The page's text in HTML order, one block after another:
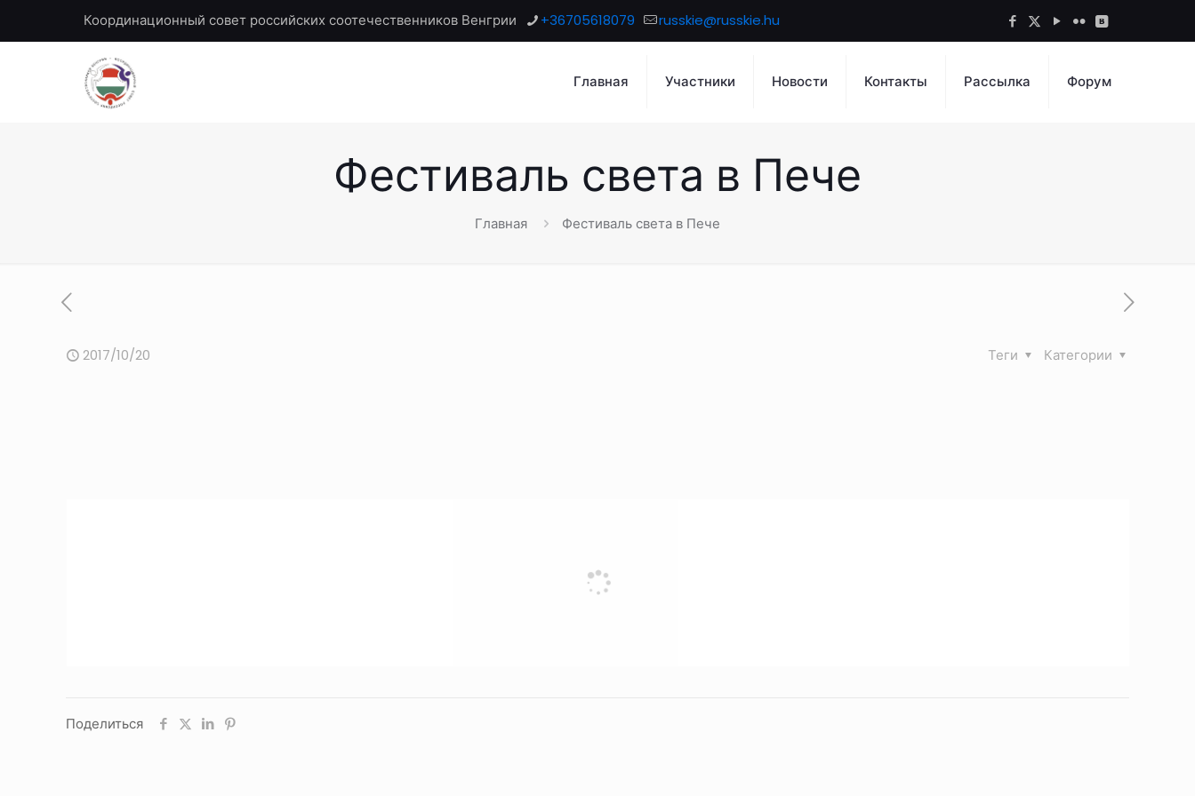
Координационный совет российских соотечественников Венгрии +36705618079 russkie@russkie.hu
Главная Участники Новости Контакты Рассылка Форум
Фестиваль света в Пече
Главная Фестиваль света в Пече
2017/10/20 Категории
Теги
Поделиться